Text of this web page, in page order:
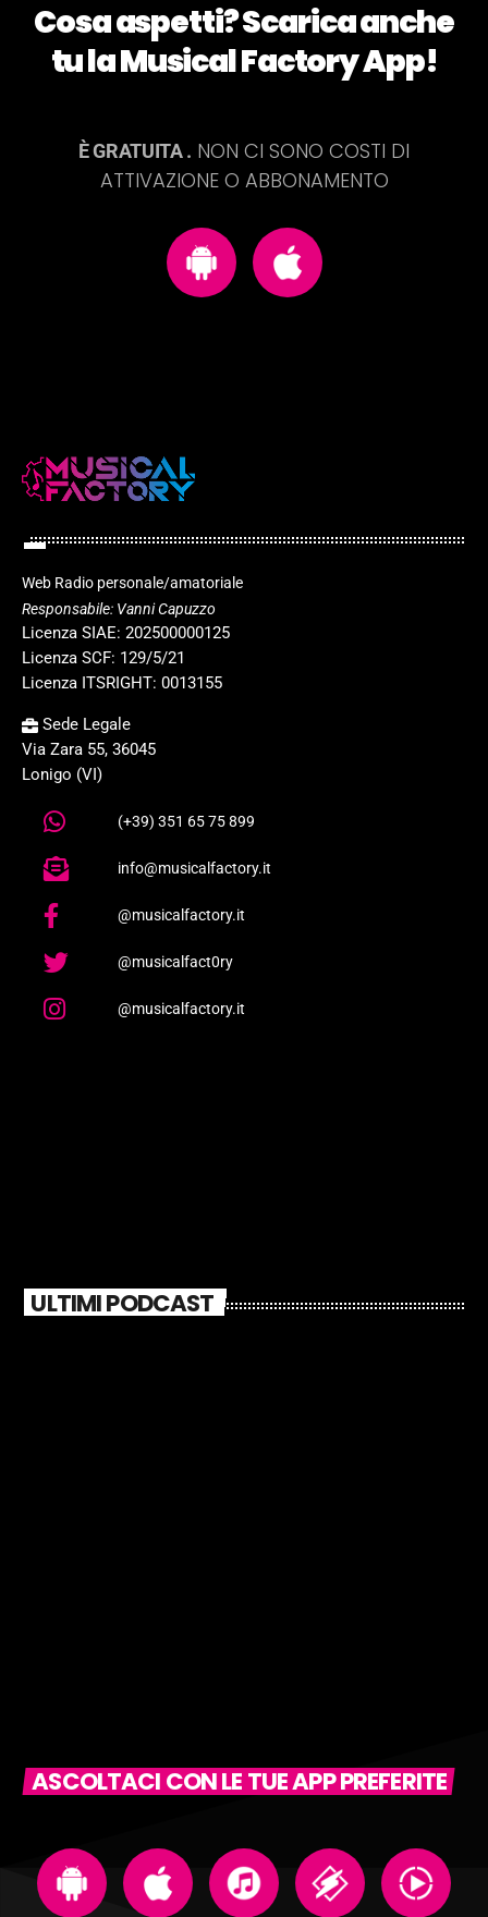
Cosa aspetti? Scarica anche
tu la Musical Factory App!
È GRATUITA . NON CI SONO COSTI DI
ATTIVAZIONE O ABBONAMENTO
Web Radio personale/amatoriale
Responsabile: Vanni Capuzzo
Licenza SIAE: 202500000125
Licenza SCF: 129/5/21
Licenza ITSRIGHT: 0013155
Sede Legale
Via Zara 55, 36045
Lonigo (VI)
(+39) 351 65 75 899
info@musicalfactory.it
@musicalfactory.it
@musicalfact0ry
@musicalfactory.it
ULTIMI PODCAST
ASCOLTACI CON LE TUE APP PREFERITE